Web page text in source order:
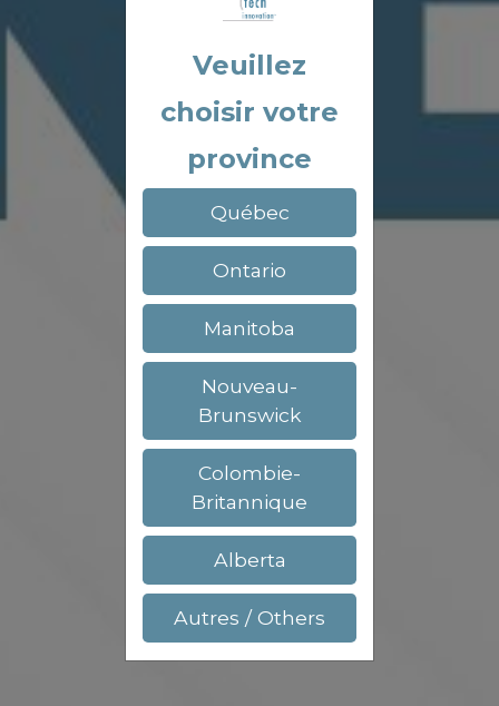
Veuillez
choisir votre
province
Québec
Ontario
Manitoba
Nouveau-
Brunswick
Colombie-
Britannique
Alberta
Autres / Others